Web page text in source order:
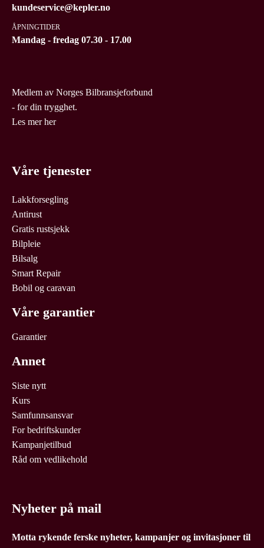
kundeservice@kepler.no
ÅPNINGTIDER
Mandag - fredag 07.30 - 17.00
Medlem av Norges Bilbransjeforbund
- for din trygghet.
Les mer her
Våre tjenester
Lakkforsegling
Antirust
Gratis rustsjekk
Bilpleie
Bilsalg
Smart Repair
Bobil og caravan
Våre garantier
Garantier
Annet
Siste nytt
Kurs
Samfunnsansvar
For bedriftskunder
Kampanjetilbud
Råd om vedlikehold
Nyheter på mail
Motta rykende ferske nyheter, kampanjer og invitasjoner til